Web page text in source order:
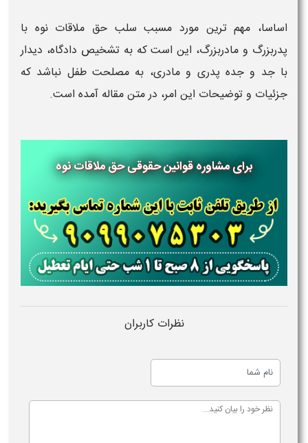
اساسا، مهم ترین مورد مسبب سلب حق ملاقات نوه با
پدربزرگ و مادربزرگ، این است که به تشخیص دادگاه، دیدار
با جد و جده پدری و مادری، به مصلحت طفل نباشد که
جزئیات و توضیحات این امر، در متن مقاله آمده است.
برای مشاوره قوانین حقوقی حق ملاقات نوه
نظرات کاربران